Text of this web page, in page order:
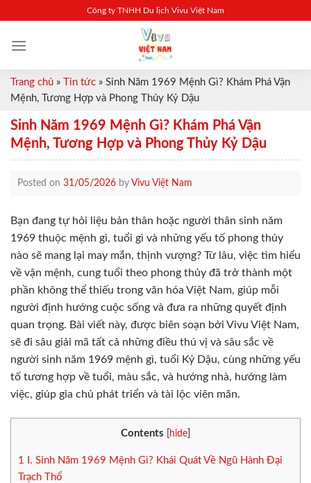
content
Công ty TNHH Du lịch Vivu Việt Nam
Trang chủ » Tin tức » Sinh Năm 1969 Mệnh Gì? Khám Phá Vận
Mệnh, Tương Hợp và Phong Thủy Kỷ Dậu
Sinh Năm 1969 Mệnh Gì? Khám Phá Vận
Mệnh, Tương Hợp và Phong Thủy Kỷ Dậu
Posted on 31/05/2026 by Vivu Việt Nam
Bạn đang tự hỏi liệu bản thân hoặc người thân sinh năm
1969 thuộc mệnh gì, tuổi gì và những yếu tố phong thủy
nào sẽ mang lại may mắn, thịnh vượng? Từ lâu, việc tìm hiểu
về vận mệnh, cung tuổi theo phong thủy đã trở thành một
phần không thể thiếu trong văn hóa Việt Nam, giúp mỗi
người định hướng cuộc sống và đưa ra những quyết định
quan trọng. Bài viết này, được biên soạn bởi Vivu Việt Nam,
sẽ đi sâu giải mã tất cả những điều thú vị và sâu sắc về
người sinh năm 1969 mệnh gì, tuổi Kỷ Dậu, cùng những yếu
tố tương hợp về tuổi, màu sắc, và hướng nhà, hướng làm
việc, giúp gia chủ phát triển và tài lộc viên mãn.
Contents hide
1
I. Sinh Năm 1969 Mệnh Gì? Khái Quát Về Ngũ Hành Đại
Trạch Thổ